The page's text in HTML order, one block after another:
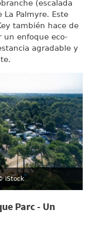
(escalada
Palmyre. Este
también hace de
un enfoque eco-
agradable y
iStock
Parc - Un